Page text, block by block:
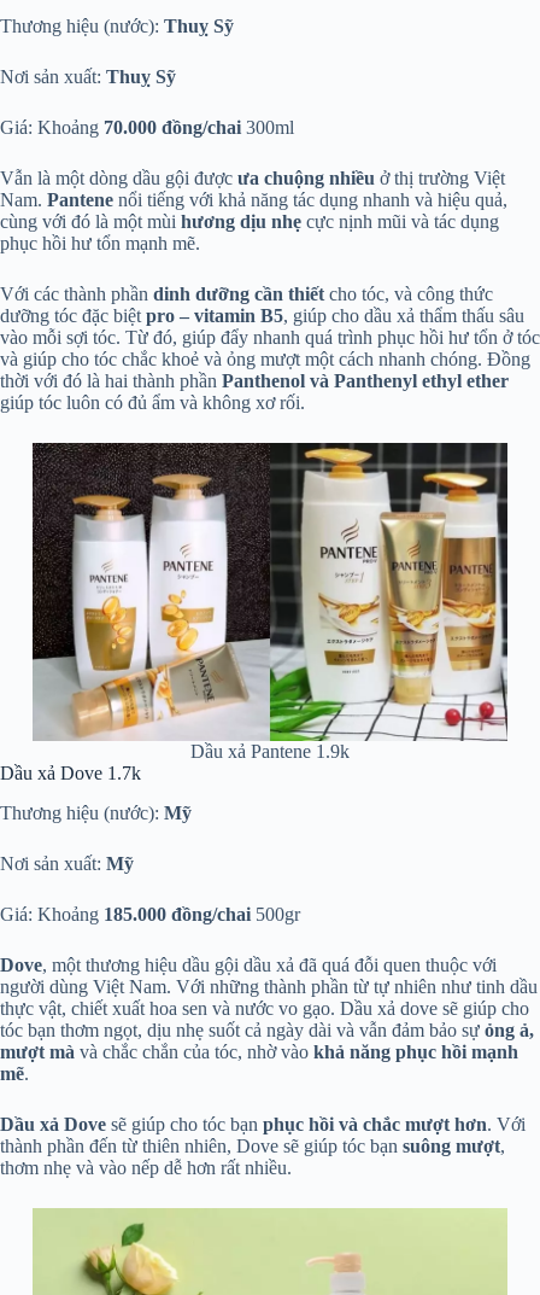
Thương hiệu (nước): Thuỵ Sỹ
Nơi sản xuất: Thuỵ Sỹ
Giá: Khoảng 70.000 đồng/chai 300ml
Vẫn là một dòng dầu gội được ưa chuộng nhiều ở thị trường Việt
Nam. Pantene nổi tiếng với khả năng tác dụng nhanh và hiệu quả,
cùng với đó là một mùi hương dịu nhẹ cực nịnh mũi và tác dụng
phục hồi hư tổn mạnh mẽ.
Với các thành phần dinh dưỡng cần thiết cho tóc, và công thức
dưỡng tóc đặc biệt pro – vitamin B5, giúp cho dầu xả thẩm thấu sâu
vào mỗi sợi tóc. Từ đó, giúp đẩy nhanh quá trình phục hồi hư tổn ở tóc
và giúp cho tóc chắc khoẻ và ỏng mượt một cách nhanh chóng. Đồng
thời với đó là hai thành phần Panthenol và Panthenyl ethyl ether
giúp tóc luôn có đủ ẩm và không xơ rối.
Dầu xả Pantene 1.9k
Dầu xả Dove 1.7k
Thương hiệu (nước): Mỹ
Nơi sản xuất: Mỹ
Giá: Khoảng 185.000 đồng/chai 500gr
Dove, một thương hiệu dầu gội dầu xả đã quá đỗi quen thuộc với
người dùng Việt Nam. Với những thành phần từ tự nhiên như tinh dầu
thực vật, chiết xuất hoa sen và nước vo gạo. Dầu xả dove sẽ giúp cho
tóc bạn thơm ngọt, dịu nhẹ suốt cả ngày dài và vẫn đảm bảo sự ỏng ả,
mượt mà và chắc chắn của tóc, nhờ vào khả năng phục hồi mạnh
mẽ.
Dầu xả Dove sẽ giúp cho tóc bạn phục hồi và chắc mượt hơn. Với
thành phần đến từ thiên nhiên, Dove sẽ giúp tóc bạn suông mượt,
thơm nhẹ và vào nếp dễ hơn rất nhiều.